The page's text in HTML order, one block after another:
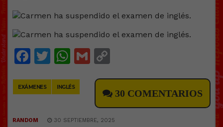
Facebook
Twitter
WhatsApp
Gmail
EXÁMENES INGLÉS
30 COMENTARIOS
RANDOM 30 SEPTIEMBRE, 2025